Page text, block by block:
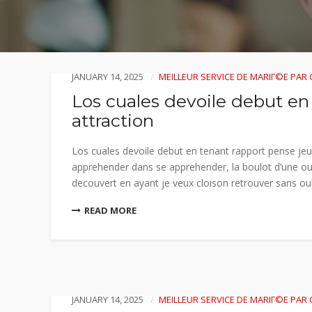
JANUARY 14, 2025 MEILLEUR SERVICE DE MARIГ©E PAR
Los cuales devoile debut
attraction
Los cuales devoile debut en tenant rapport pense
apprehender dans se apprehender, la boulot d’une
decouvert en ayant je veux cloison retrouver sans
READ MORE
JANUARY 14, 2025 MEILLEUR SERVICE DE MARIГ©E PAR